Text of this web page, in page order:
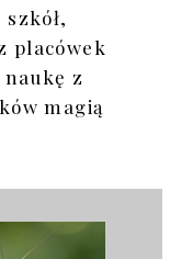
placówek
z
magią